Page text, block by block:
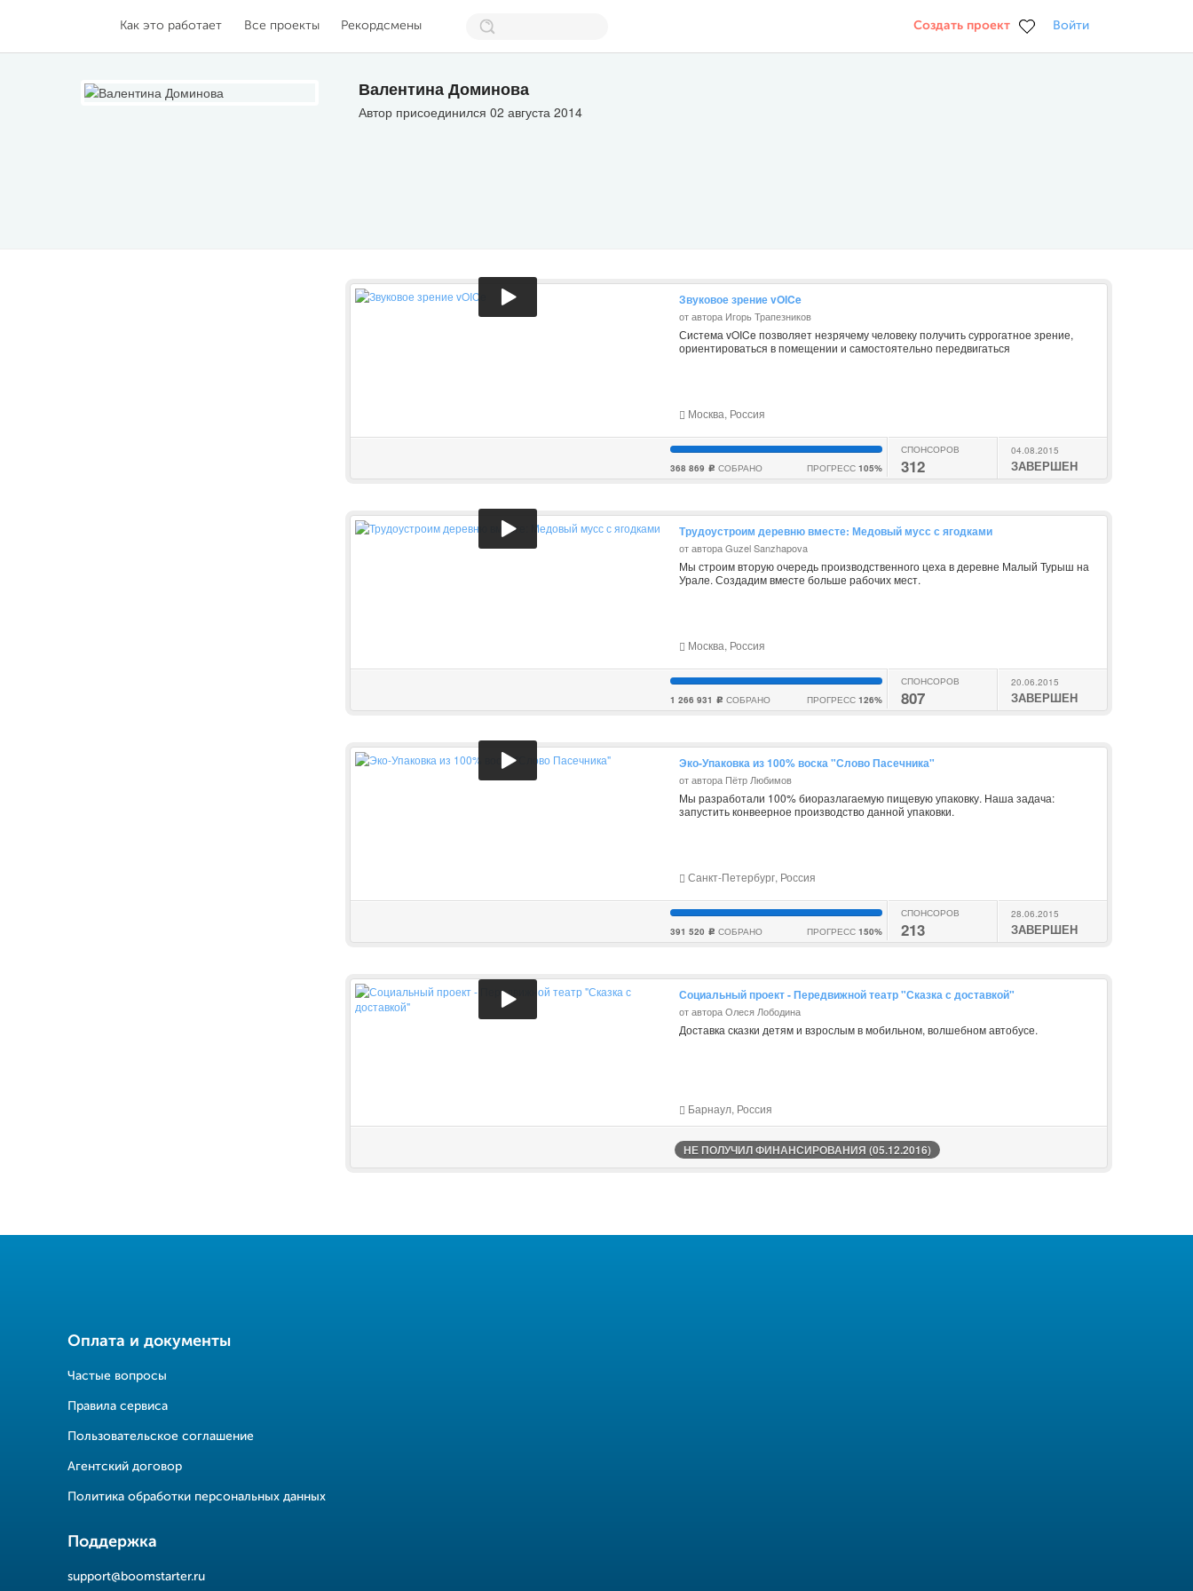
Как это работает Все проекты Рекордсмены Создать проект Войти
Валентина Доминова
Автор присоединился 02 августа 2014
Звуковое зрение vOICe
от автора Игорь Трапезников
Система vOICe позволяет незрячему человеку получить суррогатное зрение,
ориентироваться в помещении и самостоятельно передвигаться
Москва, Россия
368 869 c СОБРАНО ПРОГРЕСС 105%
СПОНСОРОВ
312
04.08.2015
ЗАВЕРШЕН
Трудоустроим деревню вместе: Медовый мусс с ягодками
от автора Guzel Sanzhapova
Мы строим вторую очередь производственного цеха в деревне Малый Турыш на
Урале. Создадим вместе больше рабочих мест.
Москва, Россия
1 266 931 c СОБРАНО ПРОГРЕСС 126%
СПОНСОРОВ
807
20.06.2015
ЗАВЕРШЕН
Эко-Упаковка из 100% воска "Слово Пасечника"
от автора Пётр Любимов
Мы разработали 100% биоразлагаемую пищевую упаковку. Наша задача:
запустить конвеерное производство данной упаковки.
Санкт-Петербург, Россия
391 520 c СОБРАНО ПРОГРЕСС 150%
СПОНСОРОВ
213
28.06.2015
ЗАВЕРШЕН
Социальный проект - Передвижной театр "Сказка с доставкой"
от автора Олеся Лободина
Доставка сказки детям и взрослым в мобильном, волшебном автобусе.
Барнаул, Россия
НЕ ПОЛУЧИЛ ФИНАНСИРОВАНИЯ (05.12.2016)
Оплата и документы
Частые вопросы
Правила сервиса
Пользовательское соглашение
Агентский договор
Политика обработки персональных данных
Поддержка
support@boomstarter.ru